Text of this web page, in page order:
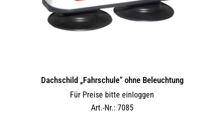
Dachschild „Fahrschule“ ohne Beleuchtung
Für Preise bitte einloggen
Art.-Nr.: 7085